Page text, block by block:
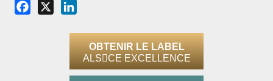
Facebook
OBTENIR LE LABEL
ALS
CE EXCELLENCE